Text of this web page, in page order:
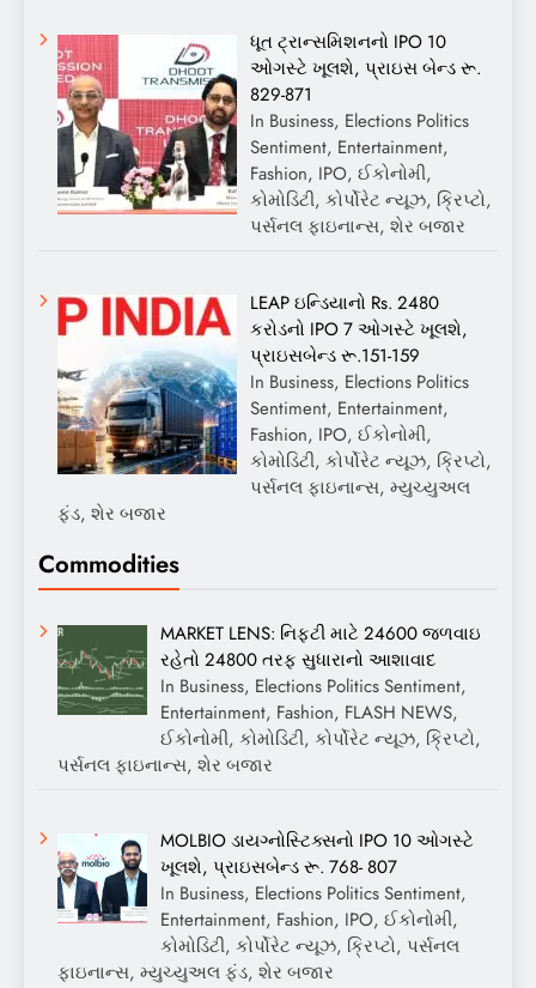
ધૂત ટ્રાન્સમિશનનો IPO 10
ઓગસ્ટે ખૂલશે, પ્રાઇસ બેન્ડ રૂ.
829-871
In Business, Elections Politics
Sentiment, Entertainment,
Fashion, IPO, ઈકોનોમી,
કોમોડિટી, કોર્પોરેટ ન્યૂઝ, ક્રિપ્ટો,
પર્સનલ ફાઇનાન્સ, શેર બજાર
LEAP ઇન્ડિયાનો Rs. 2480
કરોડનો IPO 7 ઓગસ્ટે ખૂલશે,
પ્રાઇસબેન્ડ રૂ.151-159
In Business, Elections Politics
Sentiment, Entertainment,
Fashion, IPO, ઈકોનોમી,
કોમોડિટી, કોર્પોરેટ ન્યૂઝ, ક્રિપ્ટો,
પર્સનલ ફાઇનાન્સ, મ્યુચ્યુઅલ
ફંડ, શેર બજાર
Commodities
MARKET LENS: નિફ્ટી માટે 24600 જળવાઇ
રહેતો 24800 તરફ સુધારાનો આશાવાદ
In Business, Elections Politics Sentiment,
Entertainment, Fashion, FLASH NEWS,
ઈકોનોમી, કોમોડિટી, કોર્પોરેટ ન્યૂઝ, ક્રિપ્ટો,
પર્સનલ ફાઇનાન્સ, શેર બજાર
MOLBIO ડાયગ્નોસ્ટિક્સનો IPO 10 ઓગસ્ટે
ખૂલશે, પ્રાઇસબેન્ડ રૂ. 768- 807
In Business, Elections Politics Sentiment,
Entertainment, Fashion, IPO, ઈકોનોમી,
કોમોડિટી, કોર્પોરેટ ન્યૂઝ, ક્રિપ્ટો, પર્સનલ
ફાઇનાન્સ, મ્યુચ્યુઅલ ફંડ, શેર બજાર